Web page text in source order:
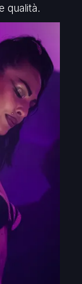
qualità.